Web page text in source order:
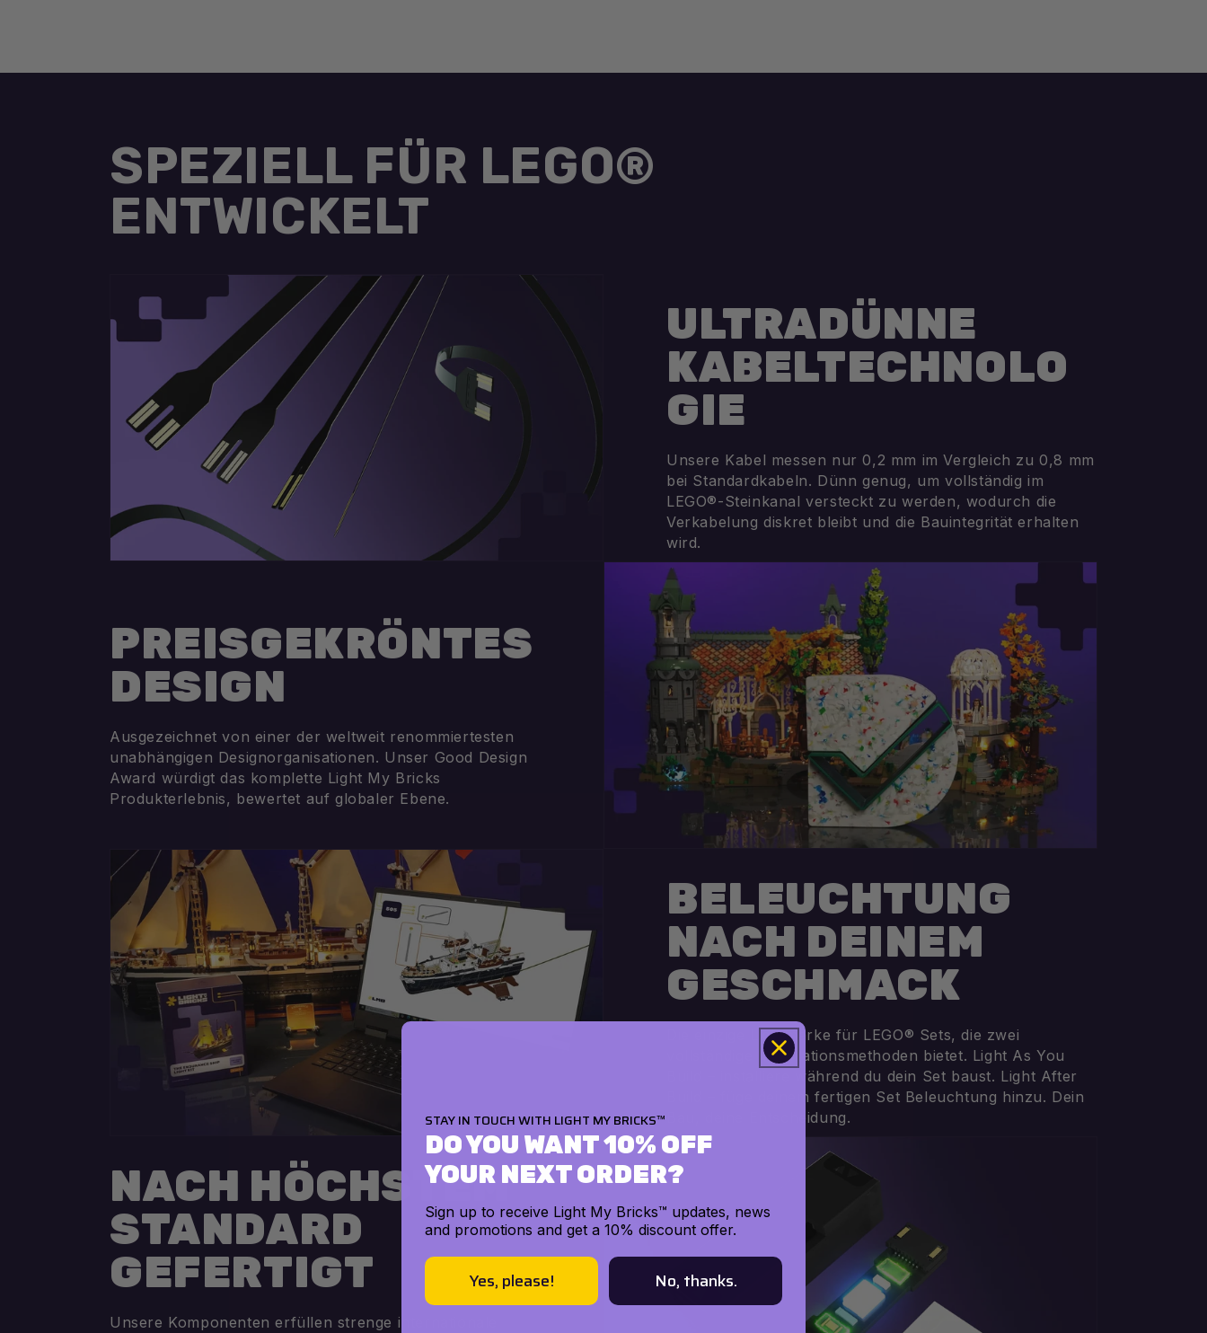
SPEZIELL FÜR LEGO®
ENTWICKELT
ULTRADÜNNE
KABELTECHNOLO
GIE
Unsere Kabel messen nur 0,2 mm im Vergleich zu 0,8 mm
bei Standardkabeln. Dünn genug, um vollständig im
LEGO®-Steinkanal versteckt zu werden, wodurch die
Verkabelung diskret bleibt und die Bauintegrität erhalten
wird.
PREISGEKRÖNTES
DESIGN
Ausgezeichnet von einer der weltweit renommiertesten
unabhängigen Designorganisationen. Unser Good Design
Award würdigt das komplette Light My Bricks
Produkterlebnis, bewertet auf globaler Ebene.
BELEUCHTUNG
NACH DEINEM
GESCHMACK
Die einzige Lichtmarke für LEGO® Sets, die zwei
vollständige Installationsmethoden bietet. Light As You
Build – installiere während du dein Set baust. Light After
Build – füge deinem fertigen Set Beleuchtung hinzu. Dein
Bau, deine Entscheidung.
NACH HÖCHSTEM
STANDARD
GEFERTIGT
Unsere Komponenten erfüllen strenge internationale
STAY IN TOUCH WITH LIGHT MY BRICKS™
DO YOU WANT 10% OFF
YOUR NEXT ORDER?
Sign up to receive Light My Bricks™ updates, news
and promotions and get a 10% discount offer.
Yes, please! No, thanks.